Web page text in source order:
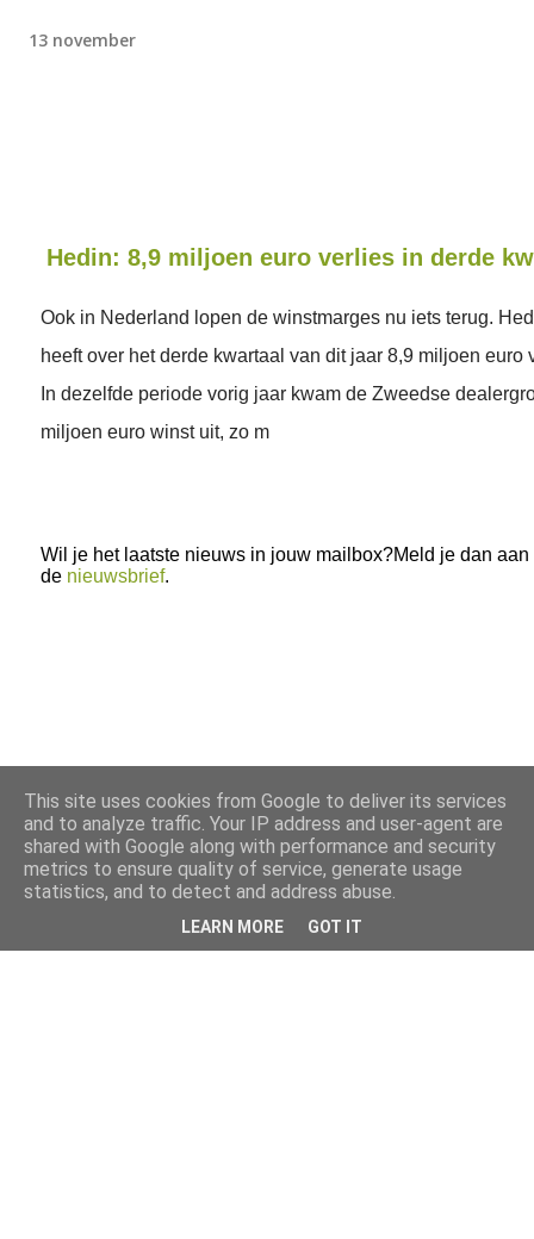
13 november
Hedin: 8,9 miljoen euro verlies in derde
Ook in Nederland lopen de winstmarges nu iets terug.
heeft over het derde kwartaal van dit jaar 8,9 miljoen euro
In dezelfde periode vorig jaar kwam de Zweedse
miljoen euro winst uit, zo m
Wil je het laatste nieuws in jouw mailbox?Meld je dan aan
de nieuwsbrief.
This site uses cookies from Google to deliver its services
and to analyze traffic. Your IP address and user-agent are
shared with Google along with performance and security
metrics to ensure quality of service, generate usage
statistics, and to detect and address abuse.
LEARN MORE GOT IT